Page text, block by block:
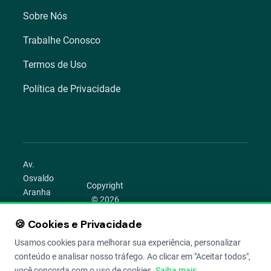
Sobre Nós
Trabalhe Conosco
Termos de Uso
Política de Privacidade
Av.
Osvaldo
Aranha
1022 –
Bom
Porto
Alegre –
Copyright
© 2026
Todos os
direitos
reservados.
🍪 Cookies e Privacidade
Usamos cookies para melhorar sua experiência, personalizar
conteúdo e analisar nosso tráfego. Ao clicar em "Aceitar todos",